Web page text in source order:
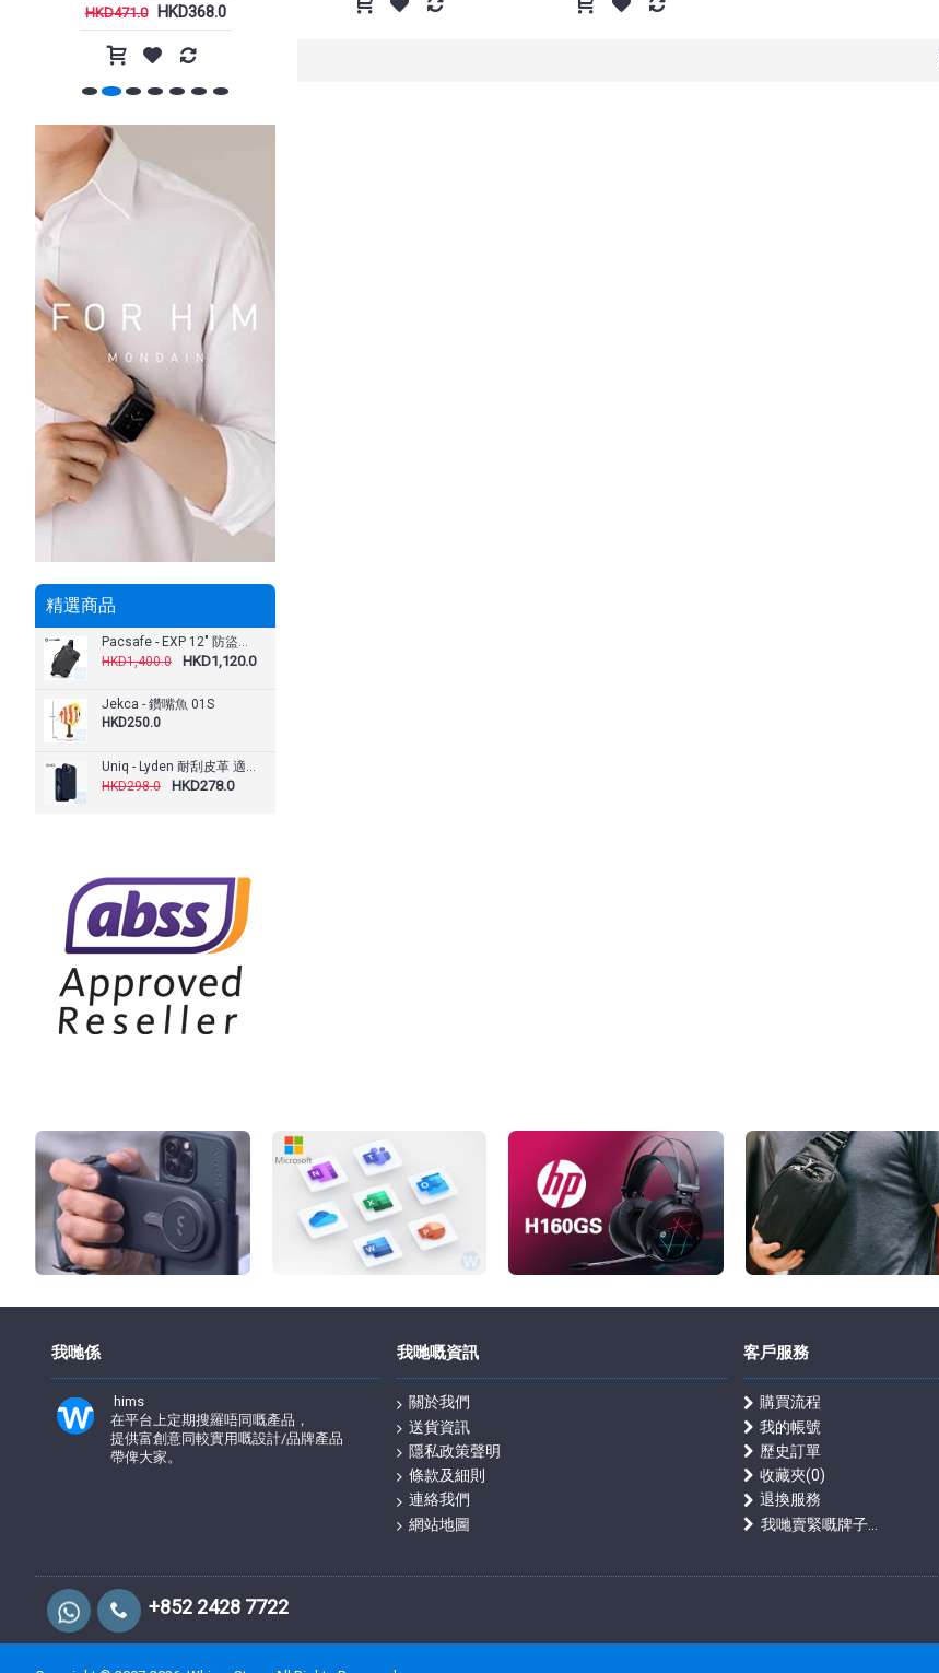
HKD471.0 HKD468.0 HKD168.0 HKD198.0
精選商品
Pacsafe - EXP 12" 防盜斜孭胸袋
HKD1,400.0
HKD1,120.0
Jekca - 鑽嘴魚 01S
HKD250.0
Uniq - Lyden 耐刮皮革 適用於 iPhone 15 Pro / Pro Max 磁吸手機殼 （兼容 MagClick™ 磁力充電）
HKD298.0
HKD278.0
我哋係
hims
在平台上定期搜羅唔同嘅產品，
提供富創意同較實用嘅設計/品牌產品
帶俾大家。
我哋嘅資訊
關於我們
送貨資訊
隱私政策聲明
條款及細則
連絡我們
網站地圖
客戶服務
購買流程
我的帳號
歷史訂單
收藏夾(0)
退換服務
我哋賣緊嘅牌子...
+852 2428 7722